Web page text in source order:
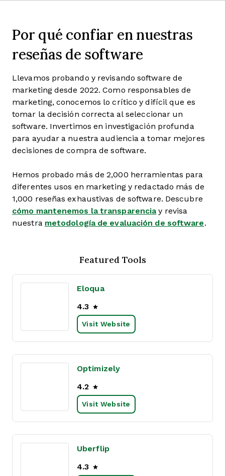
Por qué confiar en nuestras
reseñas de software
Llevamos probando y revisando software de
marketing desde 2022. Como responsables de
marketing, conocemos lo crítico y difícil que es
tomar la decisión correcta al seleccionar un
software. Invertimos en investigación profunda
para ayudar a nuestra audiencia a tomar mejores
decisiones de compra de software.
Hemos probado más de 2,000 herramientas para
diferentes usos en marketing y redactado más de
1,000 reseñas exhaustivas de software. Descubre
cómo mantenemos la transparenciay revisa
nuestra metodología de evaluación de software.
Featured Tools
Eloqua
4.3
Visit Website
Optimizely
4.2
Visit Website
Uberflip
4.3